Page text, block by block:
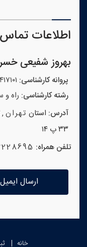
اطلاعات تماس
بهروز شفیعی
پروانه کارشناسی:
رشته کارشناسی: راه و
آدرس: استان تهران ,
۳۳ پ ۱۴
تلفن همراه:
ارسال ایمیل
خانه